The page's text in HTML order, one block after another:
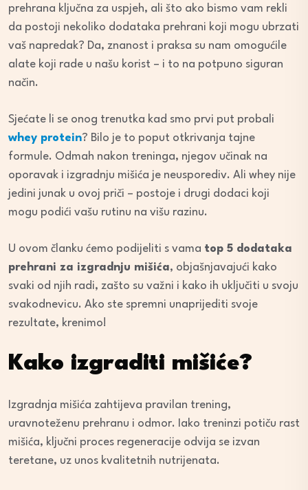
prehrana ključna za uspjeh, ali što ako bismo vam rekli
da postoji nekoliko dodataka prehrani koji mogu ubrzati
vaš napredak? Da, znanost i praksa su nam omogućile
alate koji rade u našu korist – i to na potpuno siguran
način.
Sjećate li se onog trenutka kad smo prvi put probali
whey protein? Bilo je to poput otkrivanja tajne
formule. Odmah nakon treninga, njegov učinak na
oporavak i izgradnju mišića je neusporediv. Ali whey nije
jedini junak u ovoj priči – postoje i drugi dodaci koji
mogu podići vašu rutinu na višu razinu.
U ovom članku ćemo podijeliti s vama top 5 dodataka
prehrani za izgradnju mišića, objašnjavajući kako
svaki od njih radi, zašto su važni i kako ih uključiti u svoju
svakodnevicu. Ako ste spremni unaprijediti svoje
rezultate, krenimo!
Kako izgraditi mišiće?
Izgradnja mišića zahtijeva pravilan trening,
uravnoteženu prehranu i odmor. Iako treninzi potiču rast
mišića, ključni proces regeneracije odvija se izvan
teretane, uz unos kvalitetnih nutrijenata.